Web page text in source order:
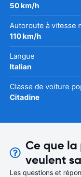
50 km/h
Autoroute à vitesse
110 km/h
Langue
Italian
Classe de voiture
Citadine
Ce que
veulent
Les questions et